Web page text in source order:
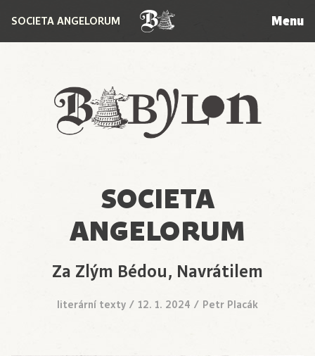
Babylon
SOCIETA ANGELORUM Menu
SOCIETA
ANGELORUM
Za Zlým Bédou, Navrátilem
literární texty / 12. 1. 2024 / Petr Placák